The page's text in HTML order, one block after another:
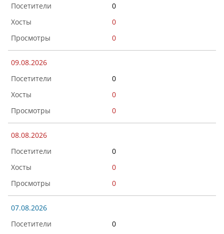
0
0
0
09.08.2026
0
0
0
08.08.2026
0
0
0
07.08.2026
0